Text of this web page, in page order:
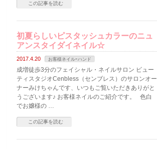
この記事を読む
初夏らしいピスタッシュカラーのニュ
アンスタイダイネイル☆
2017.4.20 お客様ネイルｰハンド
成増徒歩3分のフェイシャル・ネイルサロン ビュー
ティスタジオCenbless（センブレス）のサロンオー
ナーみけちゃんです、いつもご覧いただきありがと
うございます♪ お客様ネイルのご紹介です。 色白
でお嬢様の …
この記事を読む